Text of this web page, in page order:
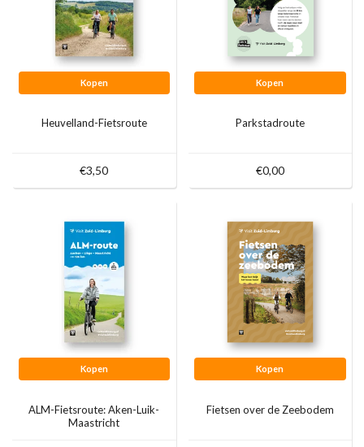
Kopen
Heuvelland-Fietsroute
€3,50
Kopen
Parkstadroute
€0,00
Kopen
ALM-Fietsroute: Aken-Luik-
Maastricht
Kopen
Fietsen over de Zeebodem